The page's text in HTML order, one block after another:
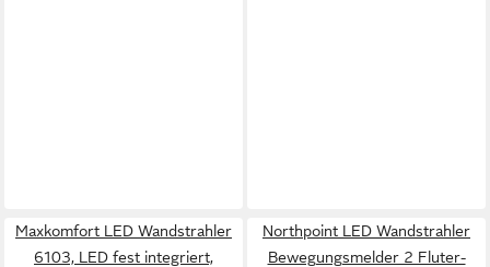
Maxkomfort LED Wandstrahler
6103, LED fest integriert,
Northpoint LED Wandstrahler
Bewegungsmelder 2 Fluter-